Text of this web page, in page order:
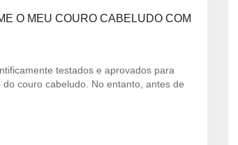
O MEU COURO CABELUDO COM
testados e aprovados para
couro cabeludo. No entanto, antes de